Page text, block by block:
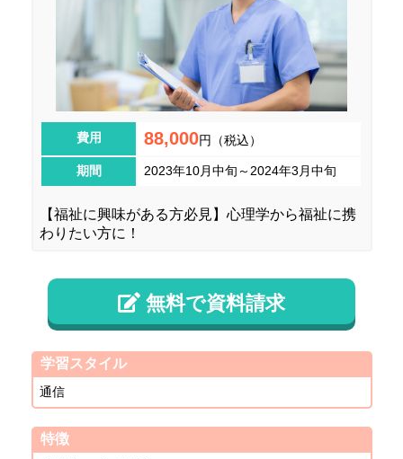
費用 88,000円（税込）
期間 2023年10月中旬～2024年3月中旬
【福祉に興味がある方必見】心理学から福祉に携
わりたい方に！
無料で資料請求
学習スタイル
通信
特徴